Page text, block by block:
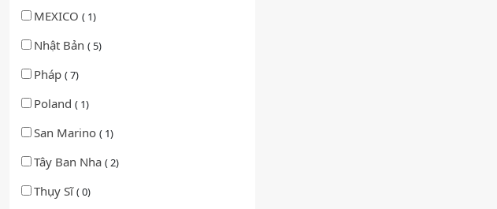
MEXICO ( 1)
Nhật Bản ( 5)
Pháp ( 7)
Poland ( 1)
San Marino ( 1)
Tây Ban Nha ( 2)
Thụy Sĩ( 0)